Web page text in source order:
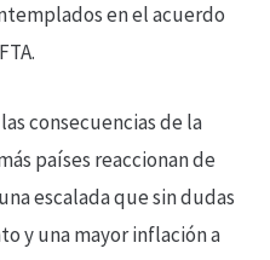
en el acuerdo
consecuencias de la
países reaccionan de
escalada que sin dudas
y una mayor inflación a